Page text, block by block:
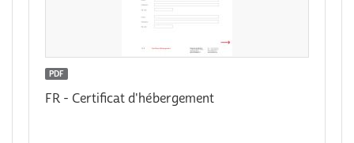
PDF
FR - Certificat d'hébergement